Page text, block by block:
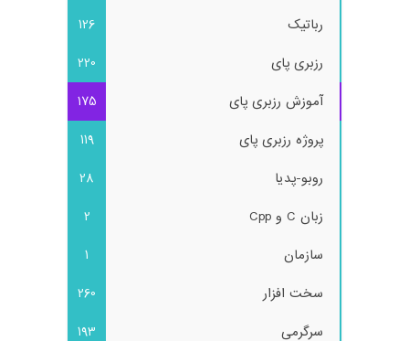
رباتیک
126
رزبری پای
220
آموزش رزبری پای
175
پروژه رزبری پای
119
روبو-پدیا
28
زبان C و Cpp
2
سازمان
1
سخت افزار
260
سرگرمی
193